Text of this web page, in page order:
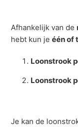
Mijn loonstrook is
Afhankelijk van de
hebt kun jeéén of
Loonstrook
Loonstrook
Je kan de